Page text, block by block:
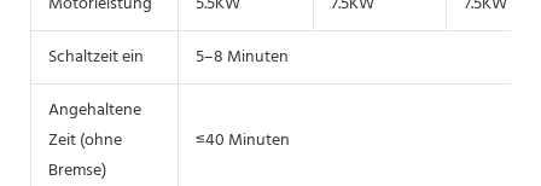
Schaltzeit ein
5–8 Minuten
Angehaltene
Zeit (ohne
Bremse)
≤40 Minuten